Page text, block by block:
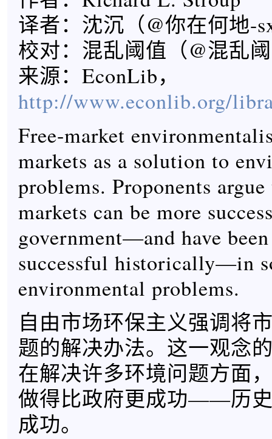
译者：沈沉（@你在何地-
校对：混乱阈值（@混乱
来源：EconLib，
http://www.econlib.org/
Free-market
markets as a solution to
problems. Proponents
markets can be more
government—and have
successful historically—in
environmental problems.
自由市场环保主义强调将
题的解决办法。这一观念
在解决许多环境问题方面
做得比政府更成功——历
成功。